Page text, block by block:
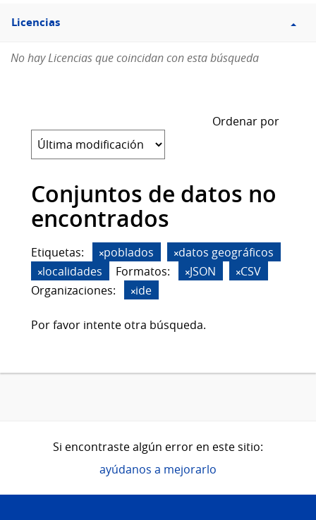
Filtro
Licencias
Licencias
No hay Licencias que coincidan con esta búsqueda
Ordenar por
Conjuntos de datos no
encontrados
Etiquetas: poblados
datos geográficos
localidades
Formatos: JSON
CSV
Organizaciones:
ide
Por favor intente otra búsqueda.
Si encontraste algún error en este sitio:
ayúdanos a mejorarlo